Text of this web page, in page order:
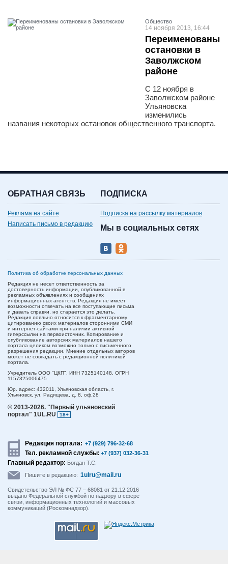
Общество
14 ноября 2013, 16:44
Переименованы
остановки в
Заволжском
районе
С 12 ноября в
Заволжском районе
Ульяновска
изменились
названия некоторых остановок общественного транспорта.
ОБРАТНАЯ СВЯЗЬ
Реклама на сайте
Написать письмо в редакцию
ПОДПИСКА
Подписка на рассылку материалов
Мы в социальных сетях
Политика об обработке персональных данных
Редакция не несет ответственность за
достоверность информации, опубликованной в
рекламных объявлениях и сообщениях
информационных агентств. Редакция не имеет
возможности отвечать на все поступающие письма
и давать справки, но старается это делать.
Редакция лояльно относится к фрагментарному
цитированию своих материалов сторонними СМИ
и интернет-сайтами при наличии активной
гиперссылки на первоисточник. Копирование и
опубликование авторских материалов нашего
портала целиком возможно только с письменного
разрешения редакции. Мнение отдельных авторов
может не совпадать с редакционной политикой
портала.
Учредитель ООО "ЦКП". ИНН 7325140148, ОГРН
1157325006475
Юр. адрес: 432011, Ульяновская область, г.
Ульяновск, ул. Радищева, д. 8, оф.28
© 2013-2026. "Первый ульяновский
портал" 1UL.RU
18+
Редакция портала: +7 (929) 796-32-68
Тел. рекламной службы: +7 (937) 032-36-31
Главный редактор: Богдан Т.С.
Пишите в редакцию: 1ulru@mail.ru
Свидетельство ЭЛ № ФС 77 – 68081 от 21.12.2016
выдано Федеральной службой по надзору в сфере
связи, информационных технологий и массовых
коммуникаций (Роскомнадзор).